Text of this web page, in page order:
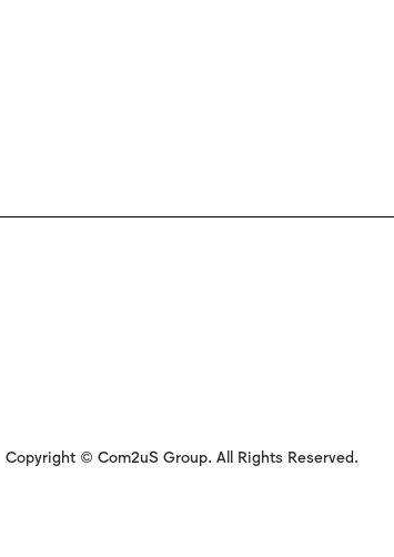
Copyright © Com2uS Group. All Rights Reserved.